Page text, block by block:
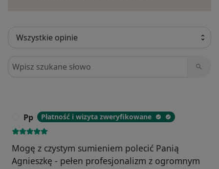
Szukaj w opiniach
Pp Płatność i wizyta zweryfikowane
Mogę z czystym sumieniem polecić Panią
Agnieszkę - pełen profesjonalizm z ogromnym